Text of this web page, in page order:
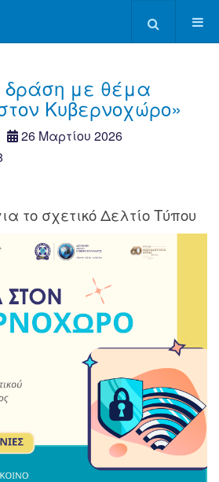
δράση με θέμα
Κυβερνοχώρο»
26 Μαρτίου 2026
το σχετικό Δελτίο Τύπου